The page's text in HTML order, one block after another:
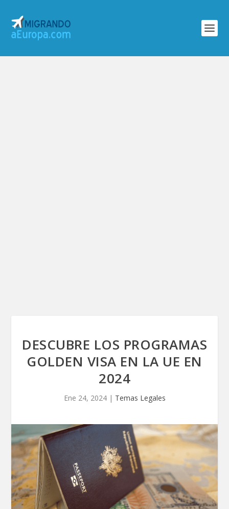
DESCUBRE LOS PROGRAMAS
GOLDEN VISA EN LA UE EN
2024
Ene 24, 2024| Temas Legales